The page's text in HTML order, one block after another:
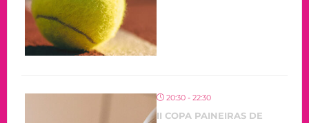
20:30 - 22:30
II COPA PAINEIRAS DE